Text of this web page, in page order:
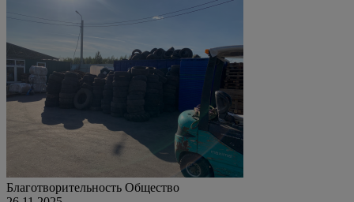
Благотворительность Общество